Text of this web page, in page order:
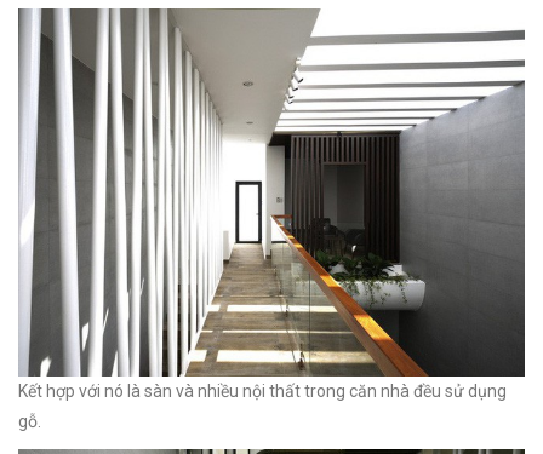
Kết hợp với nó là sàn và nhiều nội thất trong căn nhà đều sử dụng
gỗ.